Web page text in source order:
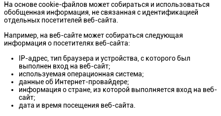
На основе cookie-файлов может собираться и использоваться
обобщенная информация, не связанная с идентификацией
отдельных посетителей веб-сайта.
Например, на веб-сайте может собираться следующая
информация о посетителях веб-сайта:
IP-адрес, тип браузера и устройства, с которого был
выполнен вход на веб-сайт;
используемая операционная система;
данные об Интернет-провайдере;
информация о стране, из которой выполняется вход на веб-
сайт;
дата и время посещения веб-сайта.